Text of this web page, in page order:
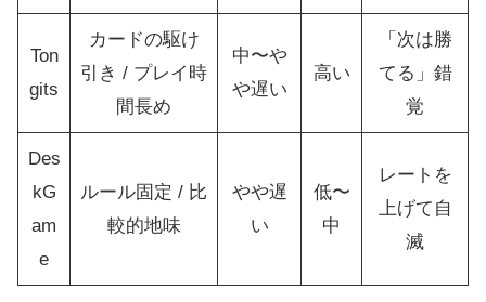
Ton
gits
カードの駆け
引き / プレイ時
間長め
中〜や
や遅い
高い
「次は勝
てる」錯
覚
Des
kG
am
e
ルール固定 / 比
較的地味
やや遅
い
低〜
中
レートを
上げて自
滅